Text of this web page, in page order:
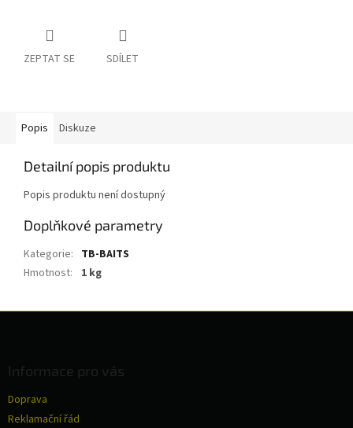
ZEPTAT SE SDÍLET
Popis Diskuze
Detailní popis produktu
Popis produktu není dostupný
Doplňkové parametry
Kategorie: TB-BAITS
Hmotnost: 1 kg
Informace pro vás
Doprava
Reklamační řád